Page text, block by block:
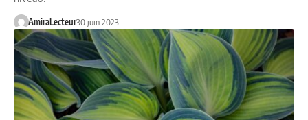
AmiraLecteur30 juin 2023